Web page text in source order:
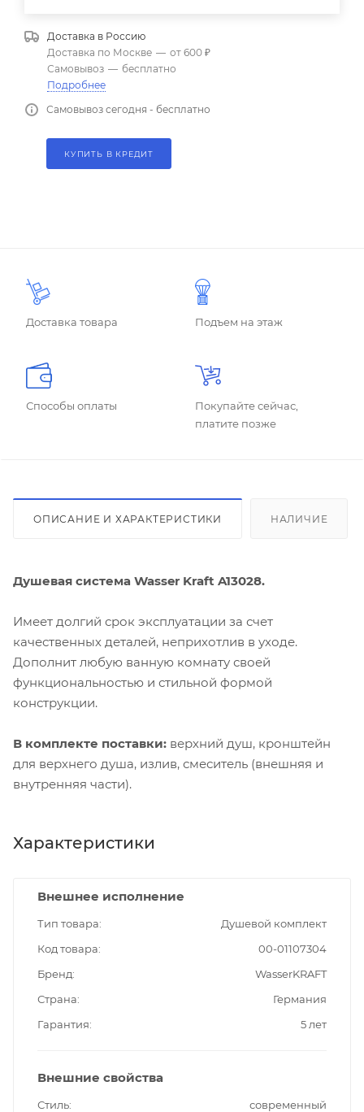
Доставка в Россию
Доставка по Москве — от 600 ₽
Самовывоз — бесплатно
Подробнее
Самовывоз сегодня - бесплатно
КУПИТЬ В КРЕДИТ
Доставка товара Подъем на этаж
Способы оплаты
Покупайте сейчас,
платите позже
ОПИСАНИЕ И ХАРАКТЕРИСТИКИ НАЛИЧИЕ
Душевая система Wasser Kraft A13028.
Имеет долгий срок эксплуатации за счет
качественных деталей, неприхотлив в уходе.
Дополнит любую ванную комнату своей
функциональностью и стильной формой
конструкции.
В комплекте поставки: верхний душ, кронштейн
для верхнего душа, излив, смеситель (внешняя и
внутренняя части).
Характеристики
Внешнее исполнение
Тип товара
Душевой комплект
Код товара
00-01107304
Бренд
WasserKRAFT
Страна
Германия
Гарантия
5 лет
Внешние свойства
Стиль современный